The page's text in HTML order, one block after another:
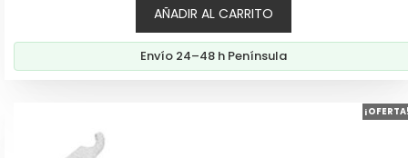
AÑADIR AL CARRITO
Envío 24–48 h Península